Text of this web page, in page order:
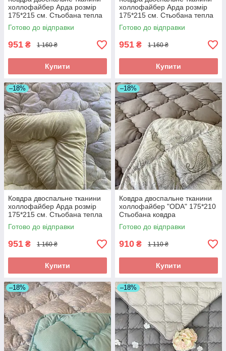
холлофайбер Арда розмір
175*215 см. Стьобана тепла
ковдра
Готово до відправки
951 ₴ 1 160 ₴
Купити
холлофайбер Арда розмір
175*215 см. Стьобана тепла
ковдра
Готово до відправки
951 ₴ 1 160 ₴
Купити
–18%
Ковдра двоспальне тканини
холлофайбер Арда розмір
175*215 см. Стьобана тепла
ковдра
Готово до відправки
951 ₴ 1 160 ₴
Купити
–18%
Ковдра двоспальне тканини
холлофайбер "ODA" 175*210
Стьобана ковдра
Готово до відправки
910 ₴ 1 110 ₴
Купити
–18% –18%